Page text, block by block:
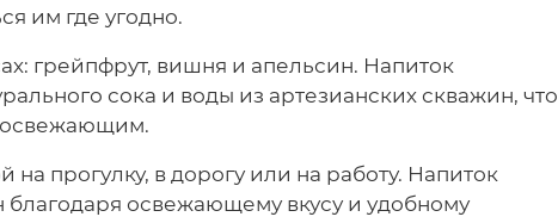
им где угодно.
грейпфрут, вишня и апельсин. Напиток
сока и воды из артезианских скважин, что
освежающим.
на прогулку, в дорогу или на работу. Напиток
благодаря освежающему вкусу и удобному